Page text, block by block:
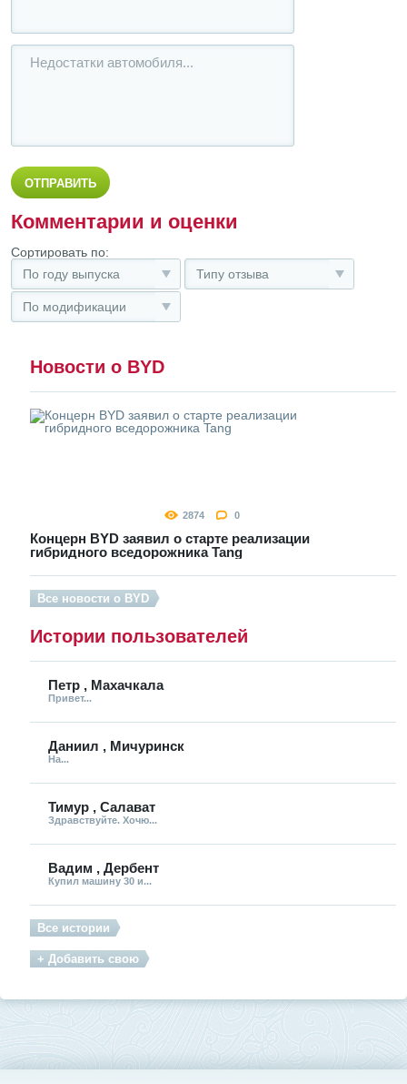
Комментарии и оценки
Сортировать по:
По году выпуска
Типу отзыва
По модификации
Новости о BYD
2874 0
Концерн BYD заявил о старте реализации
гибридного вседорожника Tang
Все новости о BYD
Истории пользователей
Петр , Махачкала
Привет...
Даниил , Мичуринск
На...
Тимур , Салават
Здравствуйте. Хочю...
Вадим , Дербент
Купил машину 30 и...
Все истории
+ Добавить свою